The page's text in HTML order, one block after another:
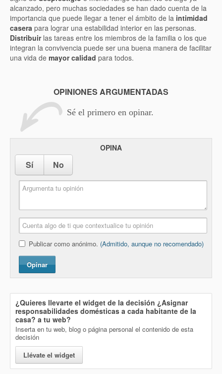
alcanzado, pero muchas sociedades se han dado cuenta de la
importancia que puede llegar a tener el ámbito de la intimidad
casera para lograr una estabilidad interior en las personas.
Distribuirlas tareas entre los miembros de la familia o los que
integran la convivencia puede ser una buena manera de facilitar
una vida de mayor calidad para todos.
OPINIONES ARGUMENTADAS
Sé el primero en opinar.
OPINA
Sí No
Publicar como anónimo. (Admitido, aunque no recomendado)
Opinar
¿Quieres llevarte el widget de la decisión ¿Asignar
responsabilidades domésticas a cada habitante de la
casa? a tu web?
Inserta en tu web, blog o página personal el contenido de esta
decisión
Llévate el widget